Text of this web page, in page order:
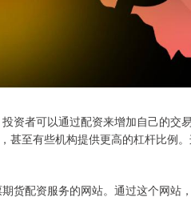
资者可以通过配资来增加自己的交
甚至有些机构提供更高的杠杆比例
货配资服务的网站。通过这个网